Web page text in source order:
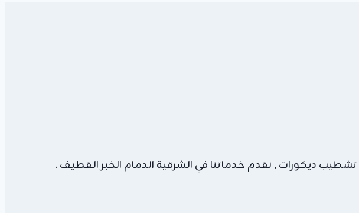
ديكورات , نقدم خدماتنا في الشرقية الدمام الخبر القطيف .